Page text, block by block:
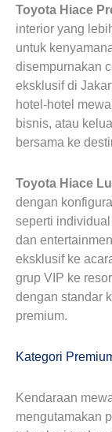
Toyota Hiace
interior yang
untuk
disempurnakan
eksklusif di
hotel-hotel
bisnis, atau
bersama ke
Toyota Hiace
dengan
seperti
dan
eksklusif ke
grup VIP ke
dengan standar
premium.
Kategori
Kendaraan
mengutamakan